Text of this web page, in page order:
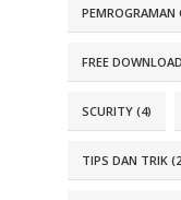
PEMROGRAMAN
FREE
SCURITY (4)
TIPS DAN TRIK